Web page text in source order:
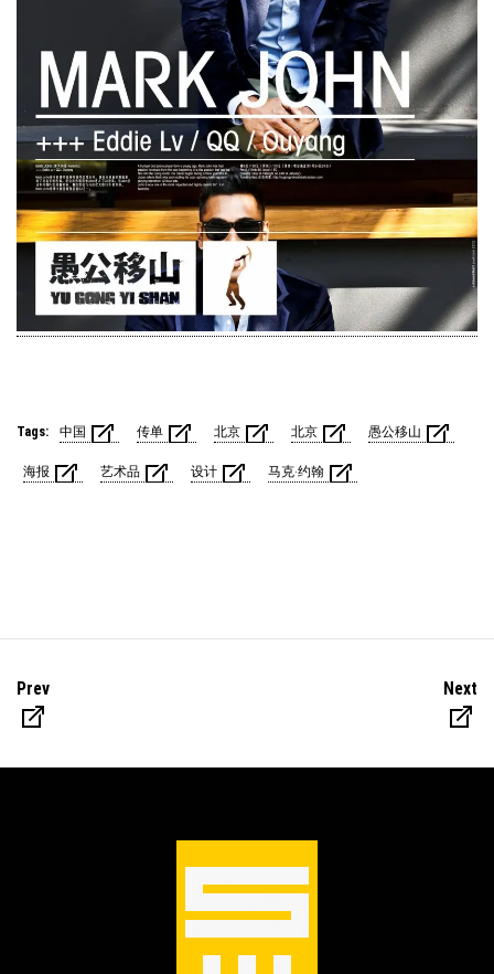
Tags: 中国 传单 北京 北京 愚公移山
海报 艺术品 设计 马克·约翰
Prev Next